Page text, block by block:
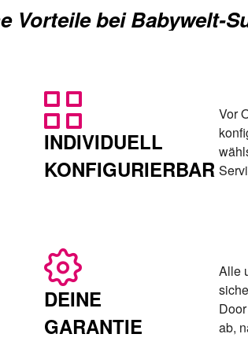
Vorteile bei Babywelt-
INDIVIDUELL
KONFIGURIERBAR
Vor
DEINE
GARANTIE
Alle
ab,